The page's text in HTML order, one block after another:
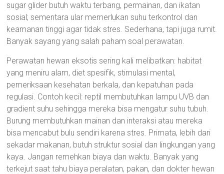
sugar glider butuh waktu terbang, permainan, dan ikatan
sosial; sementara ular memerlukan suhu terkontrol dan
keamanan tinggi agar tidak stres. Sederhana, tapi juga rumit.
Banyak sayang yang salah paham soal perawatan.
Perawatan hewan eksotis sering kali melibatkan: habitat
yang meniru alam, diet spesifik, stimulasi mental,
pemeriksaan kesehatan berkala, dan kepatuhan pada
regulasi. Contoh kecil: reptil membutuhkan lampu UVB dan
gradient suhu sehingga mereka bisa mengatur suhu tubuh.
Burung membutuhkan mainan dan interaksi atau mereka
bisa mencabut bulu sendiri karena stres. Primata, lebih dari
sekadar makanan, butuh struktur sosial dan lingkungan yang
kaya. Jangan remehkan biaya dan waktu. Banyak yang
terkejut saat tahu biaya peralatan, pakan, dan dokter hewan